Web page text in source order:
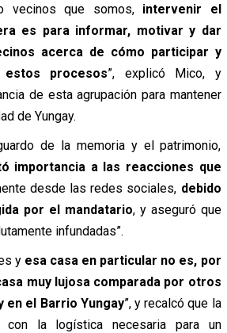
vecinos que somos, intervenir el
es para informar, motivar y dar
acerca de cómo participar y
procesos”, explicó Mico, y
de esta agrupación para mantener
de Yungay.
de la memoria y el patrimonio,
importancia a las reacciones que
desde las redes sociales, debido
por el mandatario, y aseguró que
infundadas”.
y esa casa en particular no es, por
muy lujosa comparada por otros
en el Barrio Yungay”, y recalcó que la
con la logística necesaria para un